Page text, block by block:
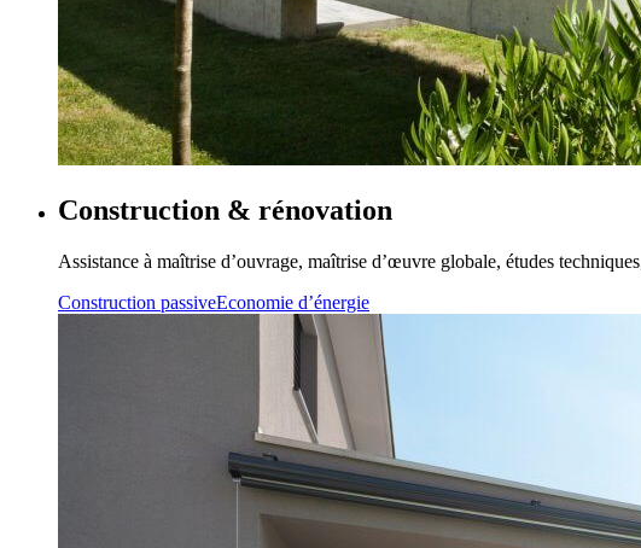
Construction & rénovation
Assistance à maîtrise d’ouvrage, maîtrise d’œuvre globale, études
Construction passiveEconomie d’énergie